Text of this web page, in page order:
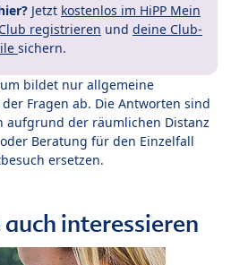
Jetzt kostenlos im HiPP Mein
registrieren und deine Club-
sichern.
bildet nur allgemeine
Fragen ab. Die Antworten sind
aufgrund der räumlichen Distanz
Beratung für den Einzelfall
ersetzen.
interessieren